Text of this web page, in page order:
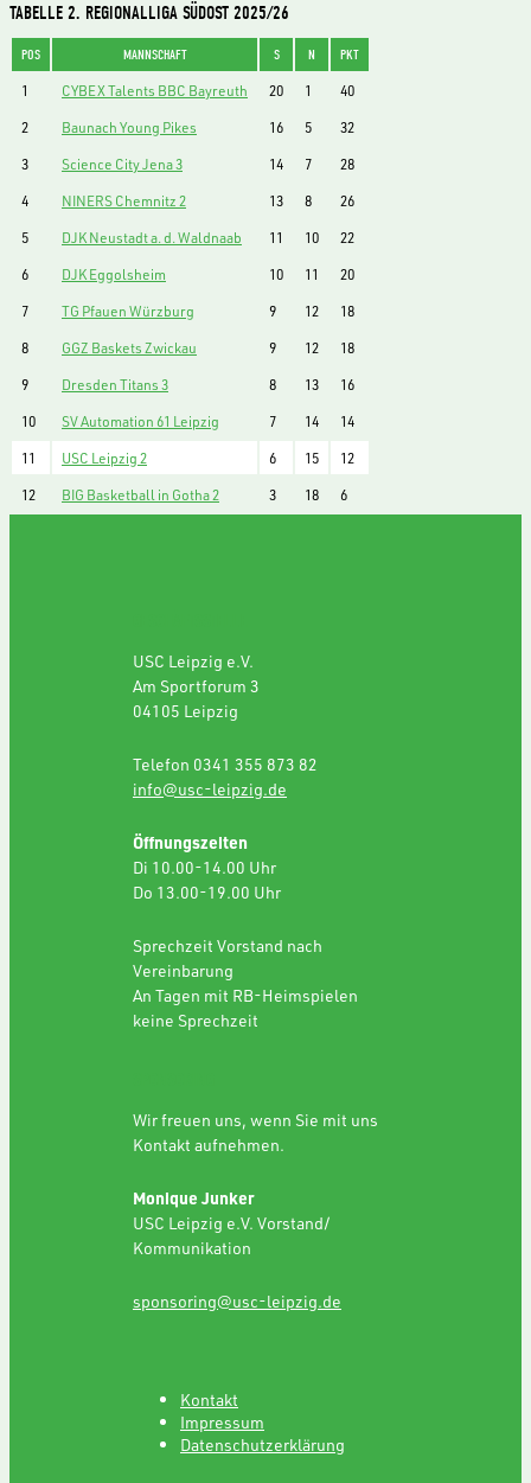
TABELLE 2. REGIONALLIGA SÜDOST 2025/26
POS MANNSCHAFT S N PKT
1 CYBEX Talents BBC Bayreuth 20 1
40
2
Baunach Young Pikes 16 5
32
3
Science City Jena 3 14 7
28
4
NINERS Chemnitz 2 13 8
26
5
DJK Neustadt a. d. Waldnaab 11 10
22
6
DJK Eggolsheim 10 11
20
7
TG Pfauen Würzburg 9 12
18
8
GGZ Baskets Zwickau 9 12
18
9
Dresden Titans 3 8 13
16
10
SV Automation 61 Leipzig 7 14
14
11
USC Leipzig 2 6 15
12
12
BIG Basketball in Gotha 2 3 18 6
USC Leipzig e.V.
Am Sportforum 3
04105 Leipzig
Telefon 0341 355 873 82
info@usc-leipzig.de
Öffnungszeiten
Di 10.00-14.00 Uhr
Do 13.00-19.00 Uhr
Sprechzeit Vorstand nach
Vereinbarung
An Tagen mit RB-Heimspielen
keine Sprechzeit
Wir freuen uns, wenn Sie mit uns
Kontakt aufnehmen.
Monique Junker
USC Leipzig e.V. Vorstand/
Kommunikation
sponsoring@usc-leipzig.de
Kontakt
Impressum
Datenschutzerklärung